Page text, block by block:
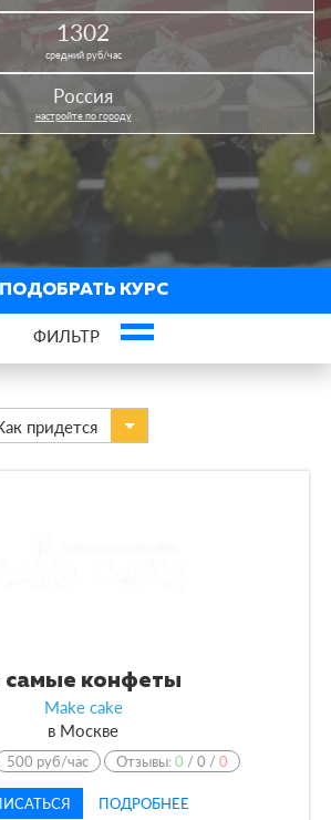
1302
средний руб/час
Россия
настройте по городу
придется
самые конфеты
Make cake
в Москве
500 руб/час Отзывы:0 /0 /0
ПОДРОБНЕЕ
ПОДОБРАТЬ КУРС
ФИЛЬТР